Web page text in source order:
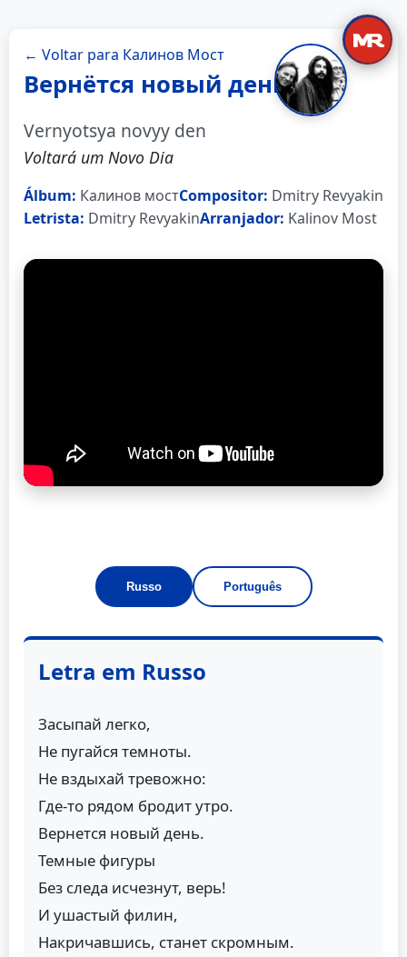
← Voltar para Калинов Мост
Вернётся новый день
Vernyotsya novyy den
Voltará um Novo Dia
Álbum: Калинов мостCompositor: Dmitry Revyakin
Letrista: Dmitry RevyakinArranjador: Kalinov Most
Russo Português
Letra em Russo
Засыпай легко,
Не пугайся темноты.
Не вздыхай тревожно:
Где-то рядом бродит утро.
Вернется новый день.
Темные фигуры
Без следа исчезнут, верь!
И ушастый филин,
Накричавшись, станет скромным.